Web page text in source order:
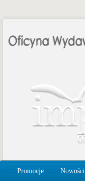
Promocje Nowości